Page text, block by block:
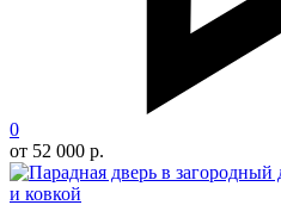
0
от 52 000 р.